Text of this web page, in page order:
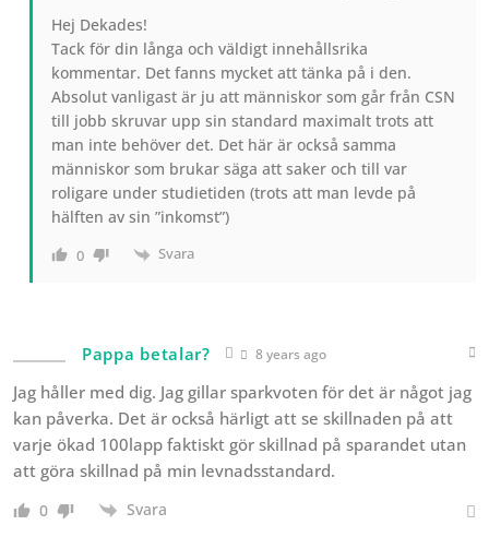
Hej Dekades!
Tack för din långa och väldigt innehållsrika
kommentar. Det fanns mycket att tänka på i den.
Absolut vanligast är ju att människor som går från CSN
till jobb skruvar upp sin standard maximalt trots att
man inte behöver det. Det här är också samma
människor som brukar säga att saker och till var
roligare under studietiden (trots att man levde på
hälften av sin ”inkomst”)
0 Svara
Pappa betalar? 8 years ago
Jag håller med dig. Jag gillar sparkvoten för det är något jag
kan påverka. Det är också härligt att se skillnaden på att
varje ökad 100lapp faktiskt gör skillnad på sparandet utan
att göra skillnad på min levnadsstandard.
0 Svara